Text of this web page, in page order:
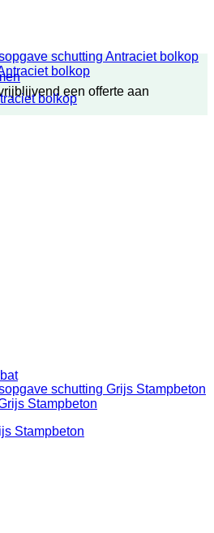
een offerte aan
bolkop
Stampbeton